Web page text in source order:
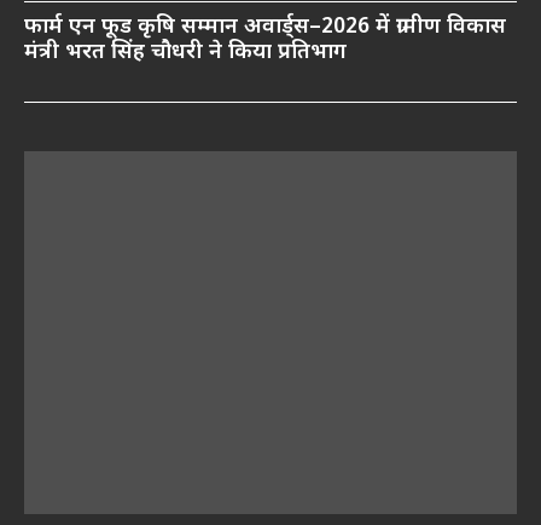
फार्म एन फूड कृषि सम्मान अवार्ड्स–2026 में ग्रामीण विकास
मंत्री भरत सिंह चौधरी ने किया प्रतिभाग